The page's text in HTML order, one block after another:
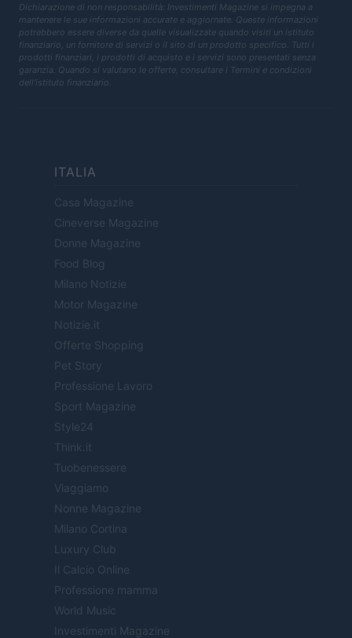
Dichiarazione di non responsabilità: Investimenti Magazine si impegna a
mantenere le sue informazioni accurate e aggiornate. Queste informazioni
potrebbero essere diverse da quelle visualizzate quando visiti un istituto
finanziario, un fornitore di servizi o il sito di un prodotto specifico. Tutti i
prodotti finanziari, i prodotti di acquisto e i servizi sono presentati senza
garanzia. Quando si valutano le offerte, consultare i Termini e condizioni
dell'istituto finanziario.
ITALIA
Casa Magazine
Cineverse Magazine
Donne Magazine
Food Blog
Milano Notizie
Motor Magazine
Notizie.it
Offerte Shopping
Pet Story
Professione Lavoro
Sport Magazine
Style24
Think.it
Tuobenessere
Viaggiamo
Nonne Magazine
Milano Cortina
Luxury Club
Il Calcio Online
Professione mamma
World Music
Investimenti Magazine